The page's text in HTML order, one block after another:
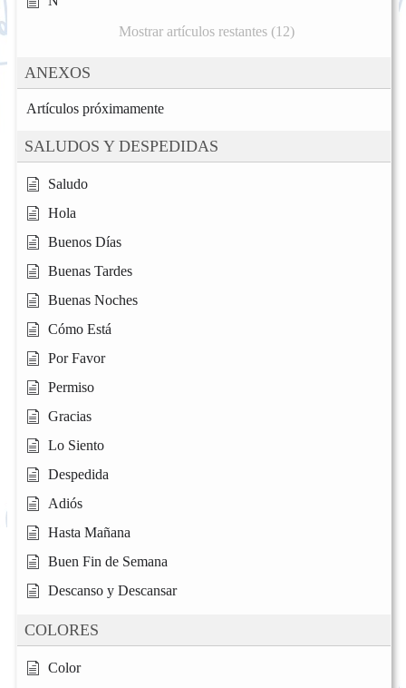
Mostrar artículos restantes (12)
ANEXOS
Artículos próximamente
SALUDOS Y DESPEDIDAS
Saludo
Hola
Buenos Días
Buenas Tardes
Buenas Noches
Cómo Está
Por Favor
Permiso
Gracias
Lo Siento
Despedida
Adiós
Hasta Mañana
Buen Fin de Semana
Descanso y Descansar
COLORES
Color